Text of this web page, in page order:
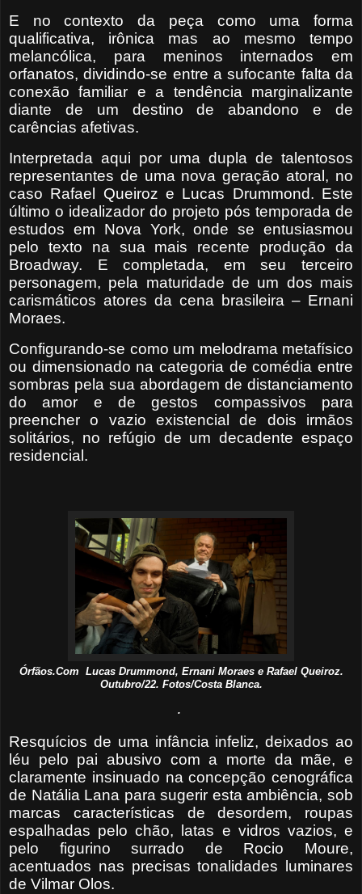
E no contexto da peça como uma forma
qualificativa, irônica mas ao mesmo tempo
melancólica, para meninos internados em
orfanatos, dividindo-se entre a sufocante falta da
conexão familiar e a tendência marginalizante
diante de um destino de abandono e de
carências afetivas.
Interpretada aqui por uma dupla de talentosos
representantes de uma nova geração atoral, no
caso Rafael Queiroz e Lucas Drummond. Este
último o idealizador do projeto pós temporada de
estudos em Nova York, onde se entusiasmou
pelo texto na sua mais recente produção da
Broadway. E completada, em seu terceiro
personagem, pela maturidade de um dos mais
carismáticos atores da cena brasileira – Ernani
Moraes.
Configurando-se como um melodrama metafísico
ou dimensionado na categoria de comédia entre
sombras pela sua abordagem de distanciamento
do amor e de gestos compassivos para
preencher o vazio existencial de dois irmãos
solitários, no refúgio de um decadente espaço
residencial.
Órfãos.Com Lucas Drummond, Ernani Moraes e Rafael Queiroz.
Outubro/22. Fotos/Costa Blanca.
.
Resquícios de uma infância infeliz, deixados ao
léu pelo pai abusivo com a morte da mãe, e
claramente insinuado na concepção cenográfica
de Natália Lana para sugerir esta ambiência, sob
marcas características de desordem, roupas
espalhadas pelo chão, latas e vidros vazios, e
pelo figurino surrado de Rocio Moure,
acentuados nas precisas tonalidades luminares
de Vilmar Olos.